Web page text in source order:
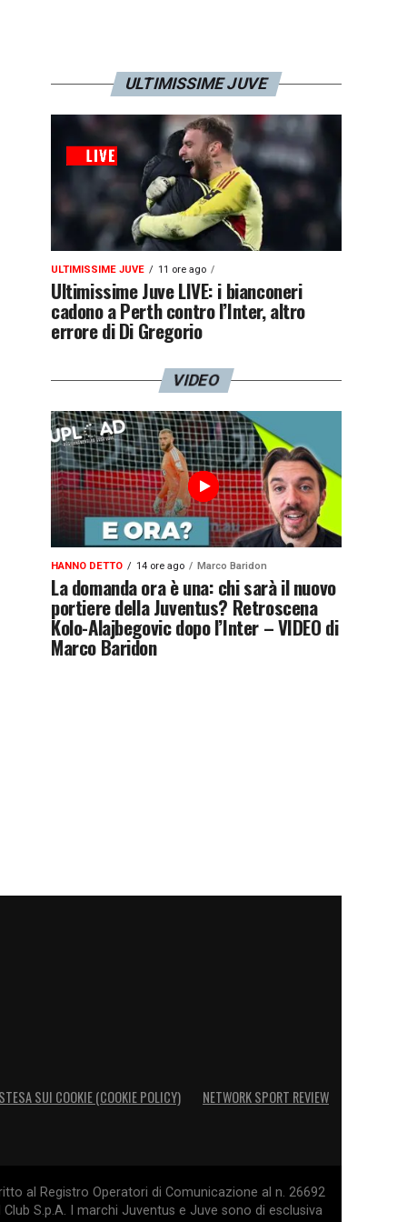
ULTIMISSIME JUVE
ULTIMISSIME JUVE 11 ore ago
Ultimissime Juve LIVE: i bianconeri
cadono a Perth contro l’Inter, altro
errore di Di Gregorio
VIDEO
HANNO DETTO 14 ore ago Marco Baridon
La domanda ora è una: chi sarà il nuovo
portiere della Juventus? Retroscena
Kolo-Alajbegovic dopo l’Inter – VIDEO di
Marco Baridon
SUI COOKIE (COOKIE POLICY) NETWORK SPORT REVIEW
al Registro Operatori di Comunicazione al n. 26692
S.p.A. I marchi Juventus e Juve sono di esclusiva